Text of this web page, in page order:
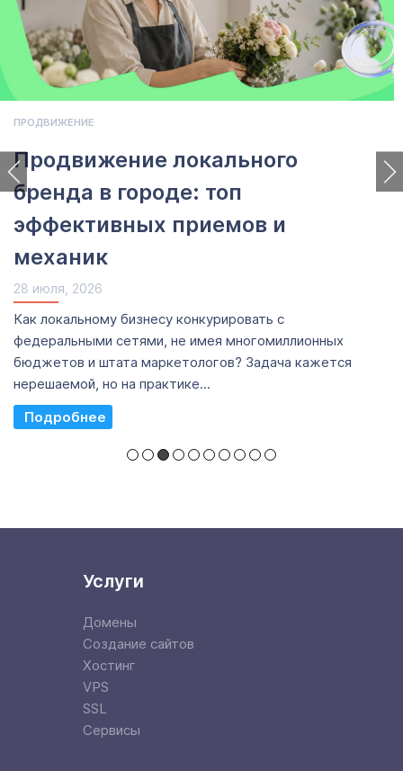
ПРОДВИЖЕНИЕ
Продвижение локального
бренда в городе: топ
эффективных приемов и
механик
28 июля, 2026
Как локальному бизнесу конкурировать с
федеральными сетями, не имея многомиллионных
бюджетов и штата маркетологов? Задача кажется
нерешаемой, но на практике...
Read More
Услуги
Домены
Создание сайтов
Хостинг
VPS
SSL
Сервисы